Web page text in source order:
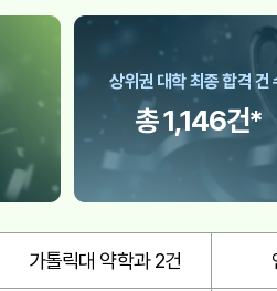
상위권 대학 최종 합격 건
총 1,146건*
가톨릭대 약학과 2건